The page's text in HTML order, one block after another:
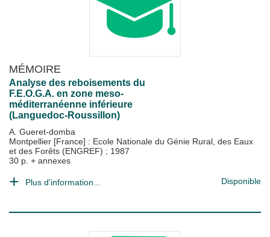
MÉMOIRE
Analyse des reboisements du
F.E.O.G.A. en zone meso-
méditerranéenne inférieure
(Languedoc-Roussillon)
A. Gueret-domba
Montpellier [France] : Ecole Nationale du Génie Rural, des Eaux
et des Forêts (ENGREF) ; 1987
30 p. + annexes
Plus d'information... Disponible